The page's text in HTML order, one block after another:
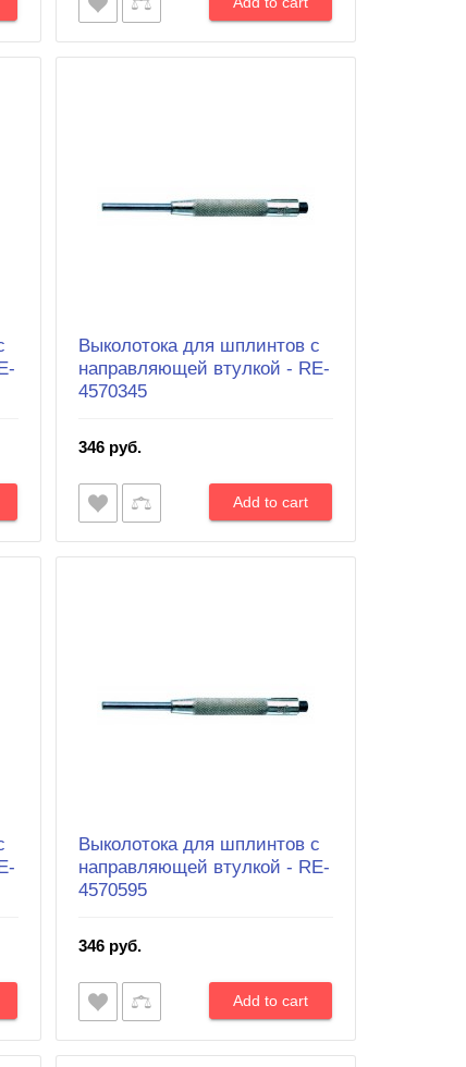
Выколотока для шплинтов с
направляющей втулкой - RE-
4570345
346 руб.
Выколотока для шплинтов с
направляющей втулкой - RE-
4570595
346 руб.